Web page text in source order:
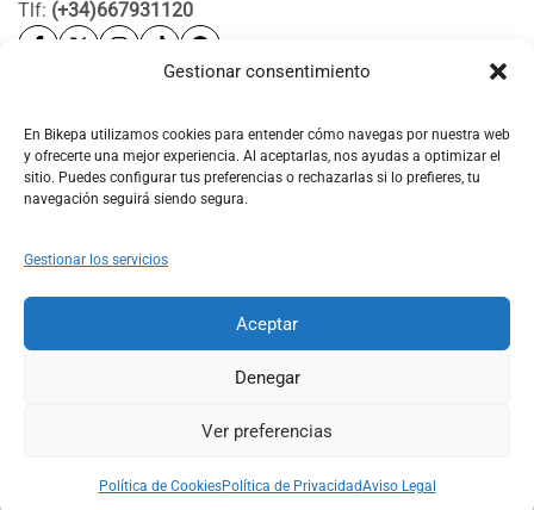
Gestionar consentimiento
En Bikepa utilizamos cookies para entender cómo navegas por nuestra web
y ofrecerte una mejor experiencia. Al aceptarlas, nos ayudas a optimizar el
sitio. Puedes configurar tus preferencias o rechazarlas si lo prefieres, tu
navegación seguirá siendo segura.
Gestionar los servicios
Aceptar
Denegar
Ver preferencias
Política de CookiesPolítica de PrivacidadAviso Legal
Tlf: (+34)667931120
Bikepa
Newsletter Bikepa
© 2026 Bikepa. Todos los derechos reservados.
Search Account Wishlist